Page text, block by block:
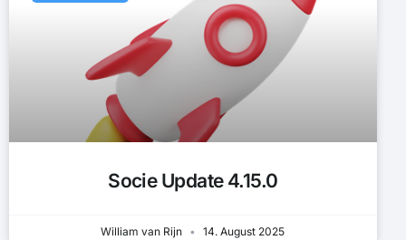
Socie Update 4.15.0
William van Rijn 14. August 2025